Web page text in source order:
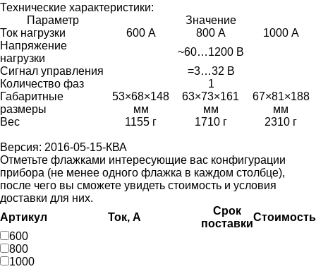
Технические характеристики:
Параметр
Значение
Ток нагрузки
600 А 800 А
1000 А
Напряжение
нагрузки
~60…1200 В
Сигнал управления
=3…32 В
Количество фаз
1
Габаритные
размеры
53×68×148
мм
63×73×161
мм
67×81×188
мм
Вес
1155 г 1710 г 2310 г
Версия: 2016-05-15-КВА
Отметьте флажками интересующие вас конфигурации
прибора (не менее одного флажка в каждом столбце),
после чего вы сможете увидеть стоимость и условия
доставки для них.
Артикул
Ток, А
Срок
поставки
Стоимость
600
800
1000